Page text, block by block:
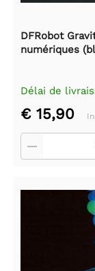
DFRobot
numériques
Délai de
€ 15,90